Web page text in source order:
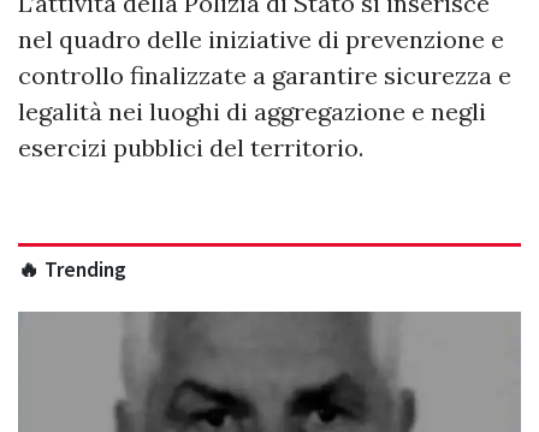
nel quadro delle iniziative di prevenzione e
controllo finalizzate a garantire sicurezza e
legalità nei luoghi di aggregazione e negli
esercizi pubblici del territorio.
🔥 Trending